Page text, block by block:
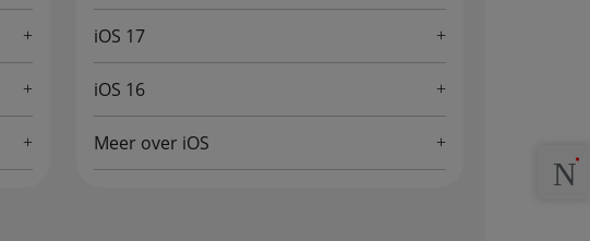
iOS 17
iOS 16
Meer over iOS